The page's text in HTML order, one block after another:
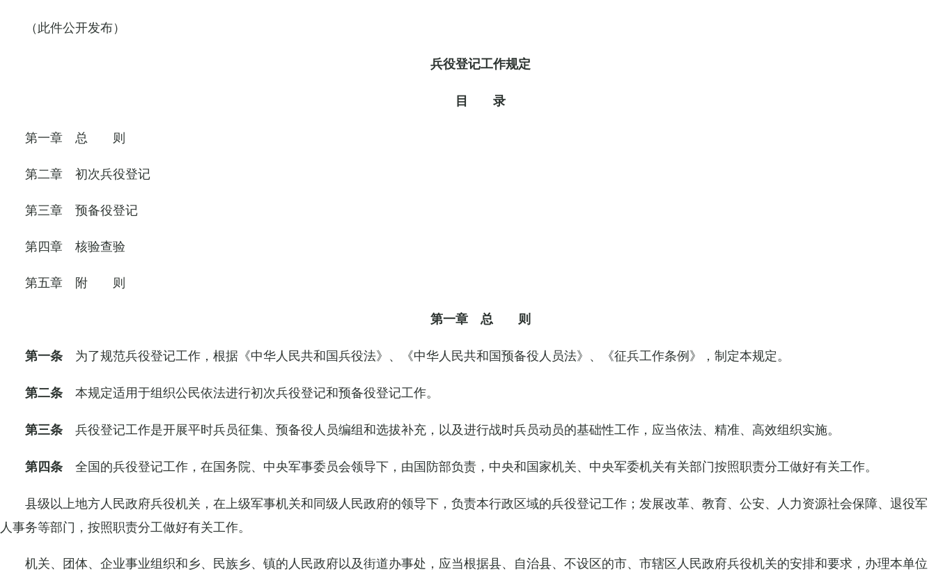
（此件公开发布）
兵役登记工作规定
目 录
第一章 总 则
第二章 初次兵役登记
第三章 预备役登记
第四章 核验查验
第五章 附 则
第一章 总 则
第一条 为了规范兵役登记工作，根据《中华人民共和国兵役法》、《中华人民共和国预备役人员法》、《征兵工作条例》，制定本规定。
第二条 本规定适用于组织公民依法进行初次兵役登记和预备役登记工作。
第三条 兵役登记工作是开展平时兵员征集、预备役人员编组和选拔补充，以及进行战时兵员动员的基础性工作，应当依法、精准、高效组织实施。
第四条 全国的兵役登记工作，在国务院、中央军事委员会领导下，由国防部负责，中央和国家机关、中央军委机关有关部门按照职责分工做好有关工作。
县级以上地方人民政府兵役机关，在上级军事机关和同级人民政府的领导下，负责本行政区域的兵役登记工作；发展改革、教育、公安、人力资源社会保障、退役军
人事务等部门，按照职责分工做好有关工作。
机关、团体、企业事业组织和乡、民族乡、镇的人民政府以及街道办事处，应当根据县、自治县、不设区的市、市辖区人民政府兵役机关的安排和要求，办理本单位